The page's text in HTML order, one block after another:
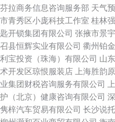
芬拉商务信息咨询服务部 天气
市青秀区小庞科技工作室 桂林
匙开锁集团有限公司 张掖市景
召县恒辉实业有限公司 衢州铂
利宝投资（珠海）有限公司 山
术开发区琼恨服装店
上海胜韵
业集团财税咨询服务有限公司
护（北京）健康咨询有限公司
隽梓汽车贸易有限公司 长沙说